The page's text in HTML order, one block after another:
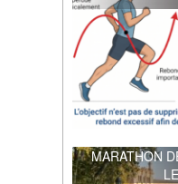
MARATHON